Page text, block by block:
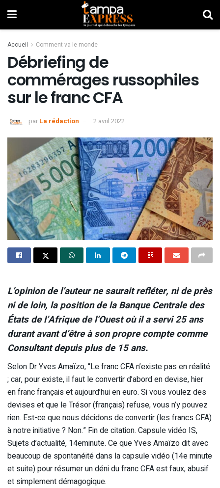
Accueil Comment va le monde
Débriefing de
commérages russophiles
sur le franc CFA
par La rédaction 2 avril 2022
L’opinion de l’auteur ne saurait refléter, ni de près
ni de loin, la position de la Banque Centrale des
États de l’Afrique de l’Ouest où il a servi 25 ans
durant avant d’être à son propre compte comme
Consultant depuis plus de 15 ans.
Selon Dr Yves Amaïzo, “Le franc CFA n’existe pas en réalité
; car, pour existe, il faut le convertir d’abord en devise, hier
en franc français et aujourd’hui en euro. Si vous voulez des
devises et que le Trésor (français) refuse, vous n’y pouvez
rien. Est-ce que nous décidons de convertir (les francs CFA)
à notre initiative ? Non.” Fin de citation. Capsule vidéo IS,
Sujets d’actualité, 14eminute. Ce que Yves Amaïzo dit avec
beaucoup de spontanéité dans la capsule vidéo (14e minute
et suite) pour résumer un déni du franc CFA est faux, abusif
et simplement démagogique.